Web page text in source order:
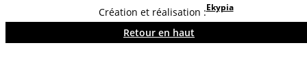
Création et réalisation :Ekypia
Retour en haut